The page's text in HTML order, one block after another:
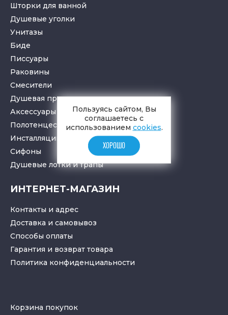
Шторки для ванной
Душевые уголки
Унитазы
Биде
Писсуары
Раковины
Смесители
Душевая программа
Аксессуары в ванную
Полотенцесушители
Инсталляции для санузлов
Cифоны
Душевые лоткиитрапы
ИНТЕРНЕТ-МАГАЗИН
Контакты и адрес
Доставка и самовывоз
Способы оплаты
Гарантия и возврат товара
Политика конфиденциальности
Корзина покупок
Пользуясь сайтом, Вы
соглашаетесь с
использованием cookies.
ХОРОШО